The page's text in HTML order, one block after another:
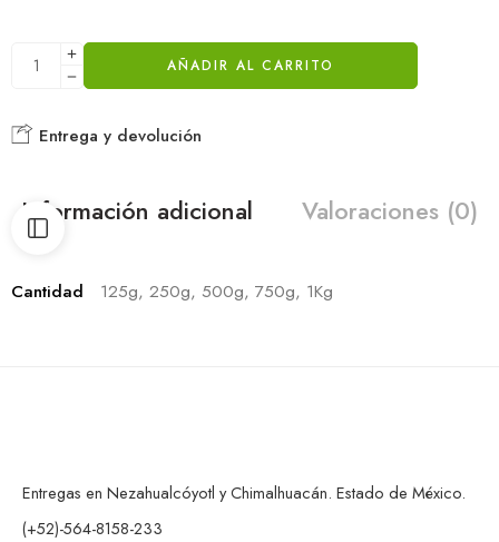
AÑADIR AL CARRITO
Entrega y devolución
Información adicional Valoraciones (0)
Cantidad 125g, 250g, 500g, 750g, 1Kg
Entregas en Nezahualcóyotl y Chimalhuacán. Estado de México.
(+52)-564-8158-233